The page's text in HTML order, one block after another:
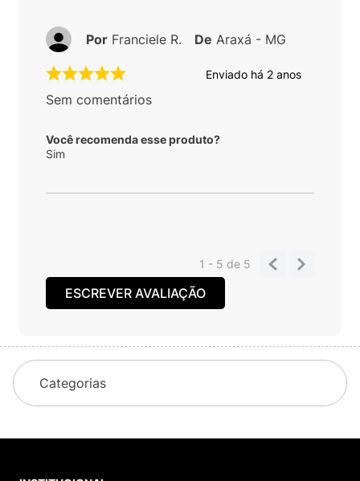
Enviado há 2 anos
Sem comentários
Você recomenda esse produto?
Sim
Por Franciele R. De Araxá - MG
1 - 5de 5
ESCREVER AVALIAÇÃO
Categorias